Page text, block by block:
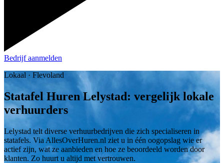
Bedrijf aanmelden
Lokaal · Flevoland
Statafel Huren Lelystad: vergelijk lokale
verhuurders
Lelystad telt diverse verhuurbedrijven die zich specialiseren in
statafels. Via AllesOverHuren.nl ziet u in één oogopslag wie er
actief zijn, wat ze aanbieden en hoe ze beoordeeld worden door
klanten. Zo huurt u altijd met vertrouwen.